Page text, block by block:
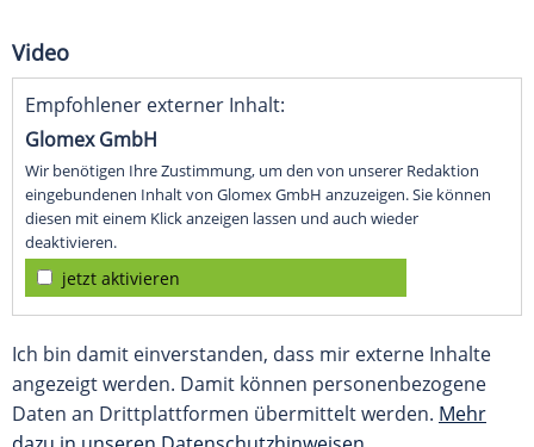
Video
Empfohlener externer Inhalt:
Glomex GmbH
Wir benötigen Ihre Zustimmung, um den von unserer Redaktion
eingebundenen Inhalt von Glomex GmbH anzuzeigen. Sie können
diesen mit einem Klick anzeigen lassen und auch wieder
deaktivieren.
jetzt aktivieren
Ich bin damit einverstanden, dass mir externe Inhalte
angezeigt werden. Damit können personenbezogene
Daten an Drittplattformen übermittelt werden. Mehr